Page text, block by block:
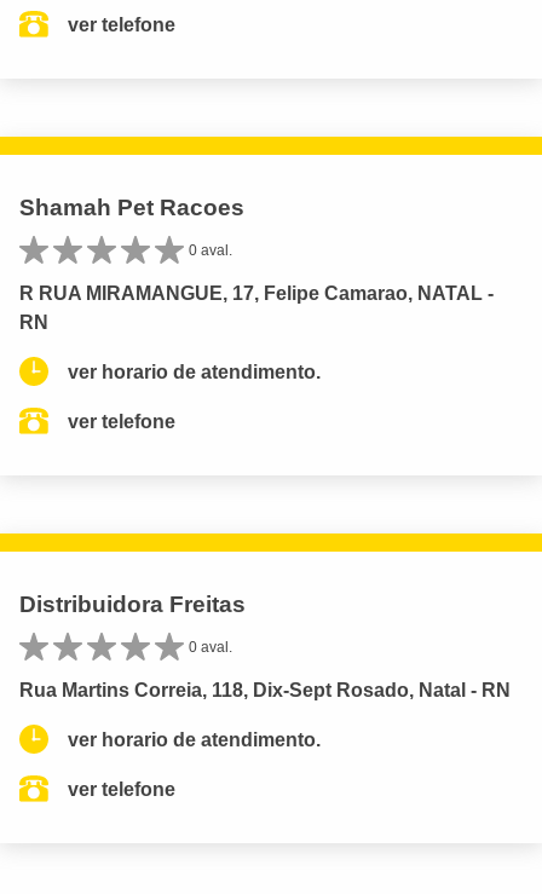
ver telefone
Shamah Pet Racoes
0 aval.
R RUA MIRAMANGUE, 17, Felipe Camarao, NATAL -
RN
ver horario de atendimento.
ver telefone
Distribuidora Freitas
0 aval.
Rua Martins Correia, 118, Dix-Sept Rosado, Natal - RN
ver horario de atendimento.
ver telefone